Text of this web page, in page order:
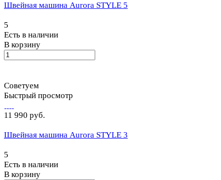
Швейная машина Aurora STYLE 5
5
Есть в наличии
В корзину
Советуем
Быстрый просмотр
11 990 руб.
Швейная машина Aurora STYLE 3
5
Есть в наличии
В корзину